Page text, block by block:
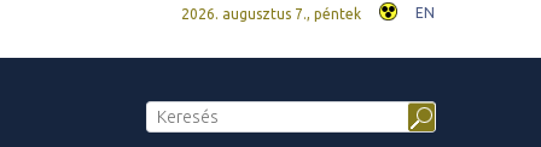
2026. augusztus 7., péntek EN